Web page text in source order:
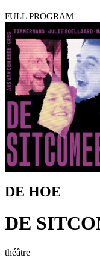
FULL PROGRAM
DE HOE
DE
théâtre